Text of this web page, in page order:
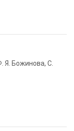
Я. Божинова, С.